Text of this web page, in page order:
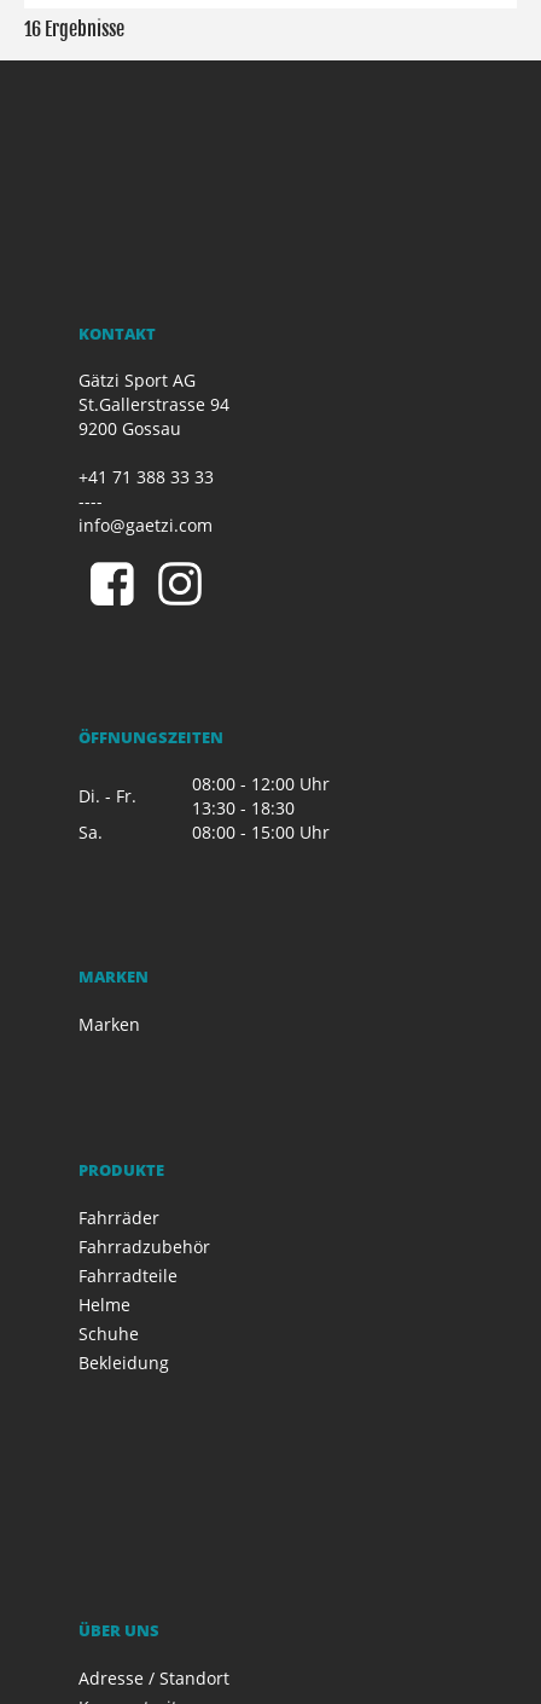
16 Ergebnisse
KONTAKT
Gätzi Sport AG
St.Gallerstrasse 94
9200 Gossau
+41 71 388 33 33
----
info@gaetzi.com
ÖFFNUNGSZEITEN
Di. - Fr.
08:00 - 12:00 Uhr
13:30 - 18:30
Sa.
08:00 - 15:00 Uhr
MARKEN
Marken
PRODUKTE
Fahrräder
Fahrradzubehör
Fahrradteile
Helme
Schuhe
Bekleidung
ÜBER UNS
Adresse / Standort